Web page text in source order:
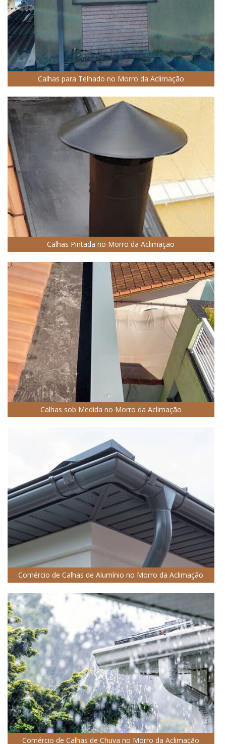
Calhas para Telhado no Morro da Aclimação
Calhas Pintada no Morro da Aclimação
Calhas sob Medida no Morro da Aclimação
Comércio de Calhas de Alumínio no Morro da Aclimação
Comércio de Calhas de Chuva no Morro da Aclimação